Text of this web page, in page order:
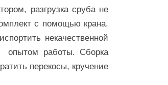
разгрузка сруба не
с помощью крана.
некачественной
опытом работы. Сборка
перекосы, кручение